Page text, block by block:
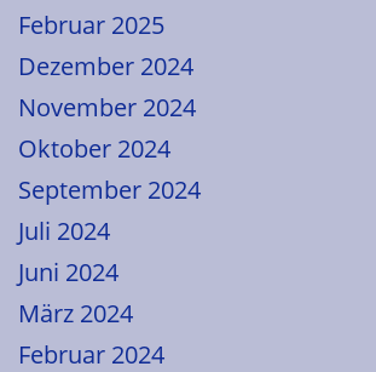
Februar 2025
Dezember 2024
November 2024
Oktober 2024
September 2024
Juli 2024
Juni 2024
März 2024
Februar 2024